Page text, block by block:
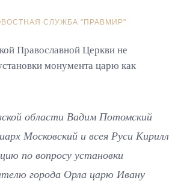
СЛУЖБА "ПРАВМИР"
Православной Церкви не
монумента царю как
области Вадим Потомский
Московский и всея Руси Кирилл
по вопросу установки
города Орла царю Ивану